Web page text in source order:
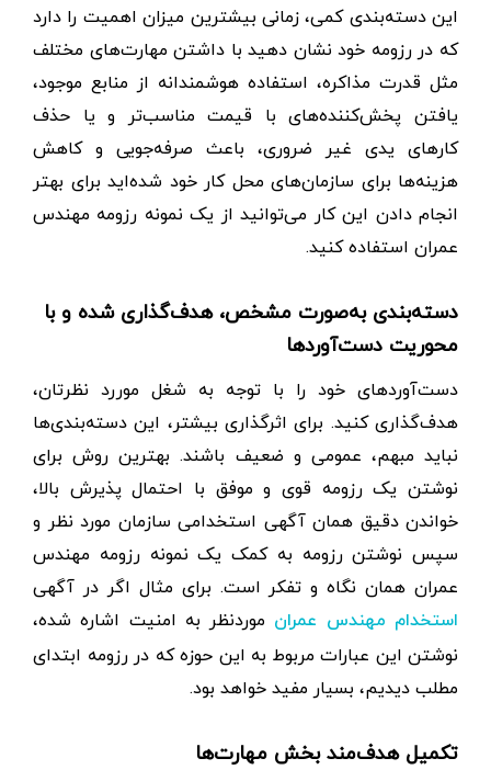
این دسته‌بندی کمی، زمانی بیشترین میزان اهمیت را دارد
که در رزومه خود نشان دهید با داشتن مهارت‌های مختلف
مثل قدرت مذاکره، استفاده هوشمندانه از منابع موجود،
یافتن پخش‌کننده‌های با قیمت مناسب‌تر و یا حذف
کارهای یدی غیر ضروری، باعث صرفه‌جویی و کاهش
هزینه‌ها برای سازمان‌های محل کار خود شده‌اید برای بهتر
انجام دادن این کار می‌توانید از یک نمونه رزومه مهندس
عمران استفاده کنید.
دسته‌بندی‌ به‌صورت مشخص، هدف‌گذاری شده و با
محوریت دست‌آوردها
دست‌آوردهای خود را با توجه به شغل موررد نظرتان،
هدف‌‌گذاری کنید. برای اثرگذاری بیشتر، این دسته‌بندی‌ها
نباید مبهم، عمومی و ضعیف باشند. بهترین روش برای
نوشتن یک رزومه قوی و موفق با احتمال پذیرش بالا،
خواندن دقیق همان آگهی استخدامی سازمان مورد نظر و
سپس نوشتن رزومه به کمک یک نمونه رزومه مهندس
عمران همان نگاه و تفکر است. برای مثال اگر در آگهی
استخدام مهندس عمران موردنظر به امنیت اشاره شده،
نوشتن این عبارات مربوط به این حوزه که در رزومه ابتدای
مطلب دیدیم، بسیار مفید خواهد بود.
تکمیل هدف‌مند بخش مهارت‌ها